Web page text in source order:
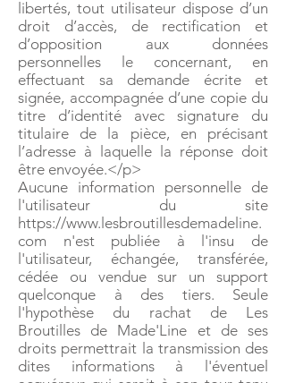
libertés, tout utilisateur dispose d’un
droit d’accès, de rectification et
d’opposition aux données
personnelles le concernant, en
effectuant sa demande écrite et
signée, accompagnée d’une copie du
titre d’identité avec signature du
titulaire de la pièce, en précisant
l’adresse à laquelle la réponse doit
être envoyée.</p>
Aucune information personnelle de
l'utilisateur du site
https://www.lesbroutillesdemadeline.
com n'est publiée à l'insu de
l'utilisateur, échangée, transférée,
cédée ou vendue sur un support
quelconque à des tiers. Seule
l'hypothèse du rachat de Les
Broutilles de Made'Line et de ses
droits permettrait la transmission des
dites informations à l'éventuel